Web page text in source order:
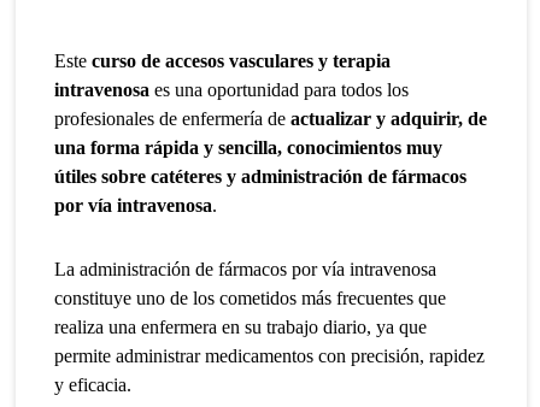
Estecurso de accesos vasculares y terapia
intravenosa es una oportunidad para todos los
profesionales de enfermería deactualizar y adquirir, de
una forma rápida y sencilla, conocimientos muy
útiles sobre catéteres y administración de fármacos
por vía intravenosa.
La administración de fármacos por vía intravenosa
constituye uno de los cometidos más frecuentes que
realiza una enfermera en su trabajo diario, ya que
permite administrar medicamentos con precisión, rapidez
y eficacia.